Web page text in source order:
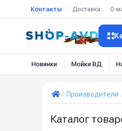
Контакты Доставка О
Новинки Мойки ВД
Производители
Каталог